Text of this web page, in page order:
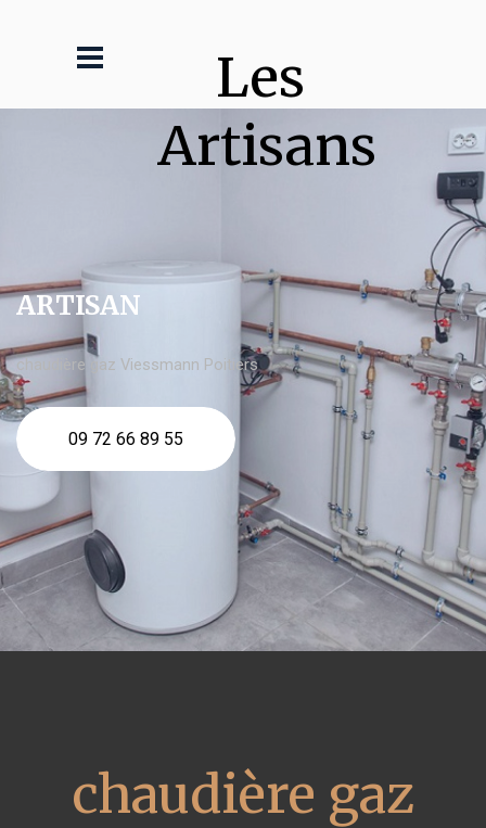
Les
Artisans
ARTISAN
chaudière gaz Viessmann Poitiers
09 72 66 89 55
chaudière gaz